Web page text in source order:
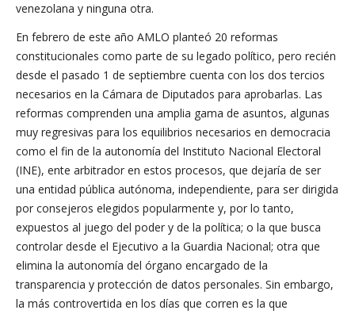
venezolana y ninguna otra.
En febrero de este año AMLO planteó 20 reformas
constitucionales como parte de su legado político, pero recién
desde el pasado 1 de septiembre cuenta con los dos tercios
necesarios en la Cámara de Diputados para aprobarlas. Las
reformas comprenden una amplia gama de asuntos, algunas
muy regresivas para los equilibrios necesarios en democracia
como el fin de la autonomía del Instituto Nacional Electoral
(INE), ente arbitrador en estos procesos, que dejaría de ser
una entidad pública autónoma, independiente, para ser dirigida
por consejeros elegidos popularmente y, por lo tanto,
expuestos al juego del poder y de la política; o la que busca
controlar desde el Ejecutivo a la Guardia Nacional; otra que
elimina la autonomía del órgano encargado de la
transparencia y protección de datos personales. Sin embargo,
la más controvertida en los días que corren es la que